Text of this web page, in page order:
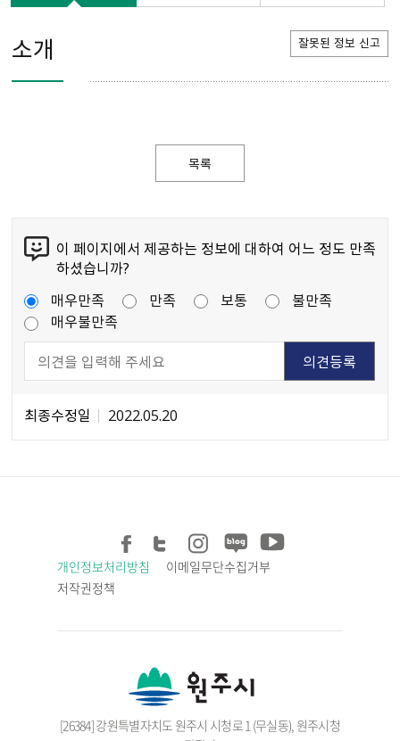
소개 잘못된 정보 신고
목록
이 페이지에서 제공하는 정보에 대하여 어느 정도 만족
하셨습니까?
매우만족
만족 보통
불만족
매우불만족
최종수정일 2022.05.20
개인정보처리방침
이메일무단수집거부
저작권정책
[26384] 강원특별자치도 원주시 시청로 1 (무실동), 원주시청